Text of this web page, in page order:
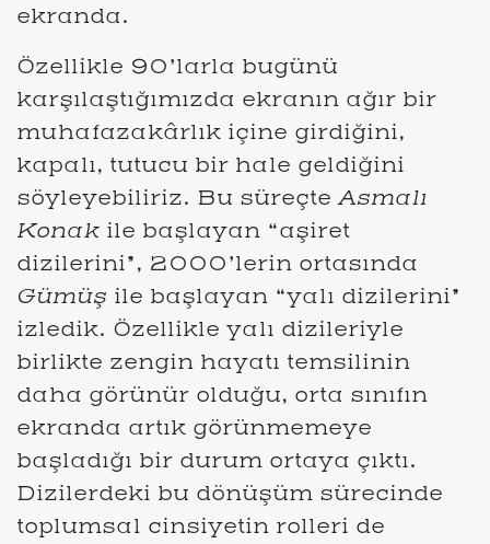
ekranda.
Özellikle 90’larla bugünü
karşılaştığımızda ekranın ağır bir
muhafazakârlık içine girdiğini,
kapalı, tutucu bir hale geldiğini
söyleyebiliriz. Bu süreçte Asmalı
Konak ile başlayan “aşiret
dizilerini”, 2000’lerin ortasında
Gümüş ile başlayan “yalı dizilerini”
izledik. Özellikle yalı dizileriyle
birlikte zengin hayatı temsilinin
daha görünür olduğu, orta sınıfın
ekranda artık görünmemeye
başladığı bir durum ortaya çıktı.
Dizilerdeki bu dönüşüm sürecinde
toplumsal cinsiyetin rolleri de